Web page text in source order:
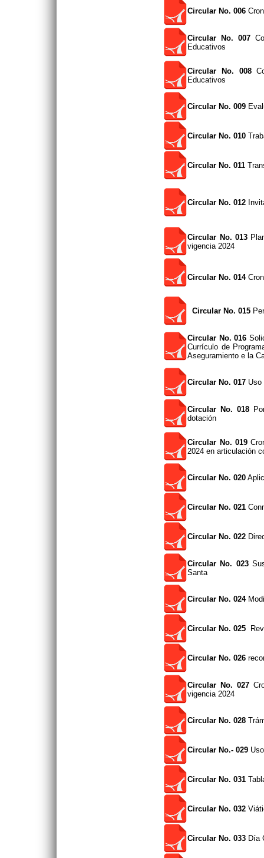
Circular No. 006
Circular No. 007
Educativos
Circular No. 008
Educativos
Circular No. 009
Circular No. 010
Circular No. 011
Circular No. 012
Circular No. 013
vigencia 2024
Circular No. 014
Circular No. 015
Circular No. 016
Currículo de
Aseguramiento e la
Circular No. 017 Uso
Circular No. 018
dotación
Circular No. 019
2024 en articulación
Circular No. 020
Circular No. 021
Circular No. 022
Circular No. 023
Santa
Circular No. 024
Circular No. 025
Circular No. 026
Circular No. 027
vigencia 2024
Circular No. 028
Circular No.- 029
Circular No. 031
Circular No. 032
Circular No. 033 Día